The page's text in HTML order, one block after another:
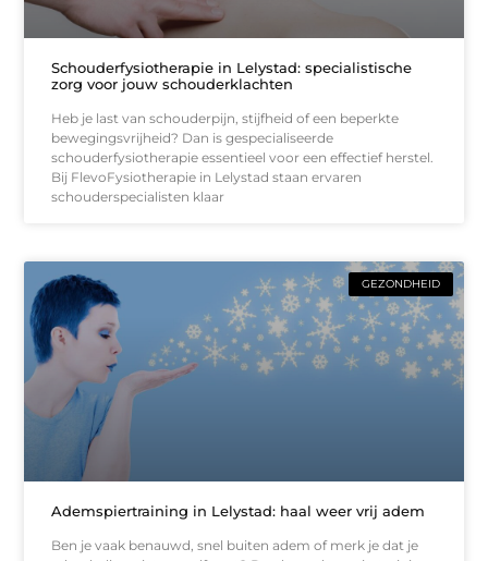
Schouderfysiotherapie in Lelystad: specialistische
zorg voor jouw schouderklachten
Heb je last van schouderpijn, stijfheid of een beperkte
bewegingsvrijheid? Dan is gespecialiseerde
schouderfysiotherapie essentieel voor een effectief herstel.
Bij FlevoFysiotherapie in Lelystad staan ervaren
schouderspecialisten klaar
GEZONDHEID
Ademspiertraining in Lelystad: haal weer vrij adem
Ben je vaak benauwd, snel buiten adem of merk je dat je